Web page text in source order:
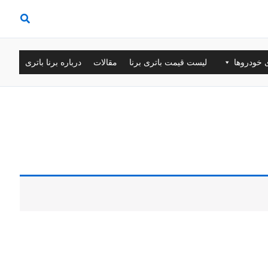
خودروها لیست قیمت باتری برنا مقالات درباره برنا باتری